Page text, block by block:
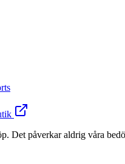
Det påverkar aldrig våra